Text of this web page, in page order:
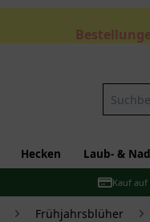
Hecken Laub- &
Kauf auf
Frühjahrsblüher